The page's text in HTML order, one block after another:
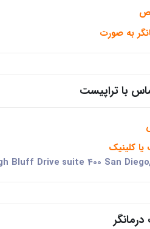
به صورت
با تراپیست
کلینیک
Bluff Drive suite 400 San